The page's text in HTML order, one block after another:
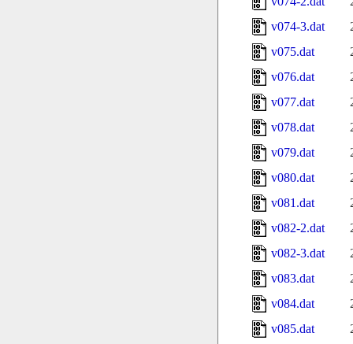
v074-3.dat
v075.dat
v076.dat
v077.dat
v078.dat
v079.dat
v080.dat
v081.dat
v082-2.dat
v082-3.dat
v083.dat
v084.dat
v085.dat